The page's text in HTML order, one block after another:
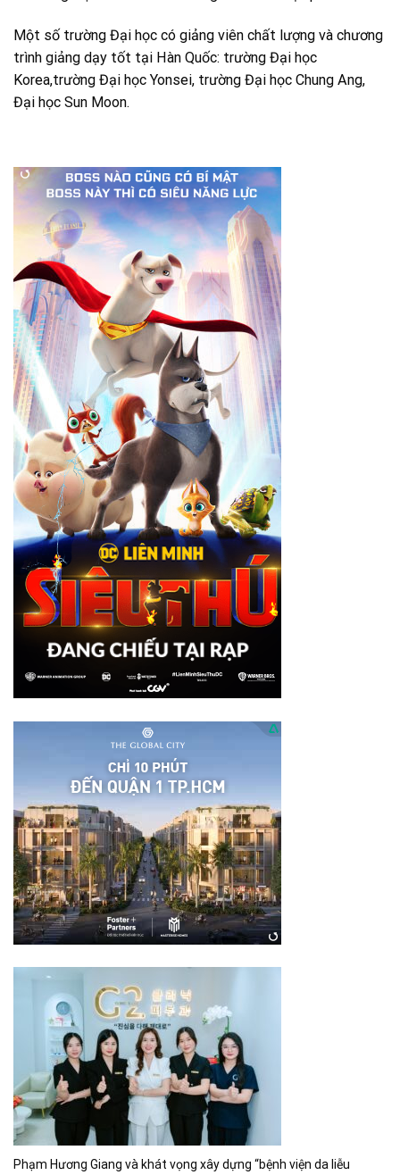
Một số trường Đại học có giảng viên chất lượng và chương
trình giảng dạy tốt tại Hàn Quốc: trường Đại học
Korea,trường Đại học Yonsei, trường Đại học Chung Ang,
Đại học Sun Moon.
Phạm Hương Giang và khát vọng xây dựng “bệnh viện da liễu